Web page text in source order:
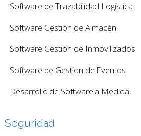
Software de Trazabilidad Logística
Software Gestión de Almacén
Software Gestión de Inmovilizados
Software de Gestion de Eventos
Desarrollo de Software a Medida
Seguridad